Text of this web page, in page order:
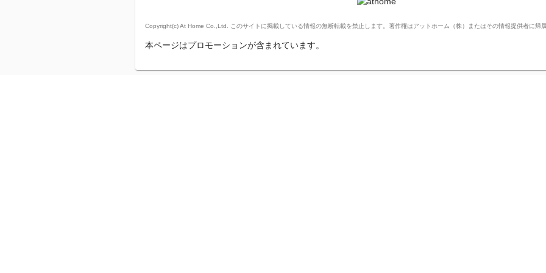
Copyright(c) At Home Co.,Ltd. このサイトに掲載している情報の無断転載を禁止します。著作権はアットホーム（株）またはその情報提供者に帰属
本ページはプロモーションが含まれています。